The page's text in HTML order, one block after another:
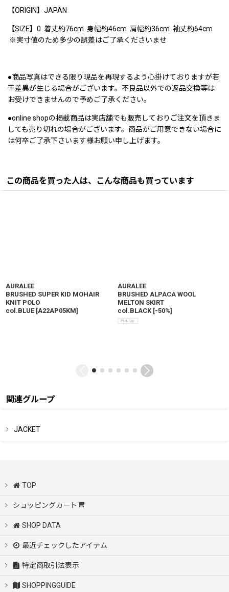
【ORIGIN】JAPAN
【SIZE】0 着丈約76cm 身幅約46cm 肩幅約36cm 袖丈約64cm
※実寸値のため多少の誤差はご了承くださいませ
●商品写真はできる限り現品を再現するよう心掛けておりますが若
干差異が生じる場合がございます。不良品以外での返品交換等は
お受けできませんので予めご了承ください。
●online shopの掲載商品は実店舗でも販売しておりご注文を頂きま
しても売り切れの場合がございます。商品がご用意できない場合に
は何卒ご了承下さいます様お願い申し上げます。
この商品を買った人は、こんな商品も買っています
AURALEE
BRUSHED SUPER KID MOHAIR
KNIT POLO
col.BLUE [A22AP05KM]
AURALEE
BRUSHED ALPACA WOOL
MELTON SKIRT
col.BLACK [-50%]
関連グループ
JACKET
TOP
ショッピングカート
SHOP DATA
最近チェックしたアイテム
特定商取引法表示
SHOPPINGGUIDE